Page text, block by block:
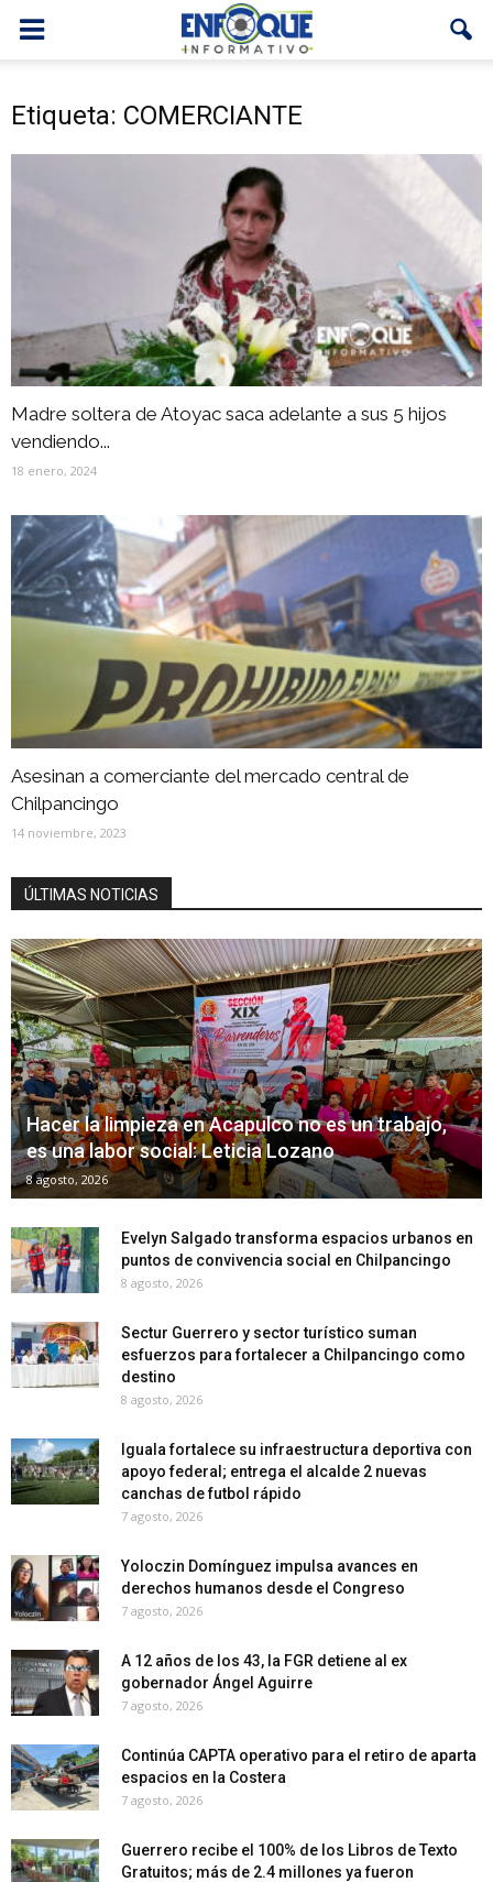
Etiqueta: COMERCIANTE
Madre soltera de Atoyac saca adelante a sus 5 hijos
vendiendo...
18 enero, 2024
Asesinan a comerciante del mercado central de
Chilpancingo
14 noviembre, 2023
ÚLTIMAS NOTICIAS
Hacer la limpieza en Acapulco no es un trabajo,
es una labor social: Leticia Lozano
8 agosto, 2026
Evelyn Salgado transforma espacios urbanos en
puntos de convivencia social en Chilpancingo
8 agosto, 2026
Sectur Guerrero y sector turístico suman
esfuerzos para fortalecer a Chilpancingo como
destino
8 agosto, 2026
Iguala fortalece su infraestructura deportiva con
apoyo federal; entrega el alcalde 2 nuevas
canchas de futbol rápido
7 agosto, 2026
Yoloczin Domínguez impulsa avances en
derechos humanos desde el Congreso
7 agosto, 2026
A 12 años de los 43, la FGR detiene al ex
gobernador Ángel Aguirre
7 agosto, 2026
Continúa CAPTA operativo para el retiro de aparta
espacios en la Costera
7 agosto, 2026
Guerrero recibe el 100% de los Libros de Texto
Gratuitos; más de 2.4 millones ya fueron